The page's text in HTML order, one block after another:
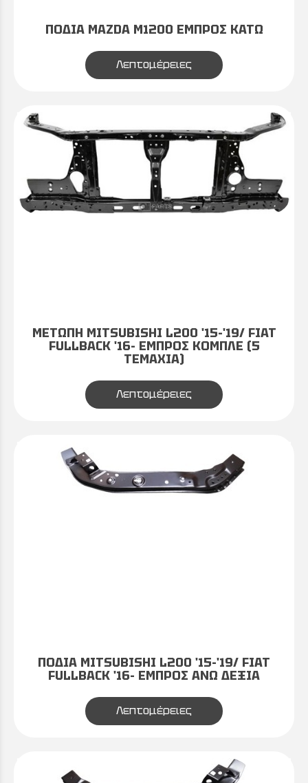
ΠΟΔΙΑ MAZDA M1200 ΕΜΠΡΟΣ ΚΑΤΩ
Λεπτομέρειες
ΜΕΤΩΠΗ MITSUBISHI L200 '15-'19/ FIAT
FULLBACK '16- ΕΜΠΡΟΣ ΚΟΜΠΛΕ (5
TEMAXIA)
Λεπτομέρειες
ΠΟΔΙΑ MITSUBISHI L200 '15-'19/ FIAT
FULLBACK '16- ΕΜΠΡΟΣ ΑΝΩ ΔΕΞΙΑ
Λεπτομέρειες